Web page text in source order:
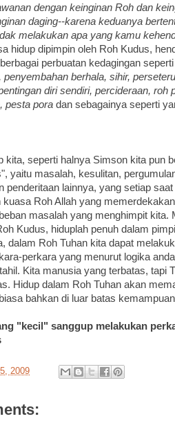
dengan keinginan Roh dan
daging--karena keduanya
melakukan apa yang kamu
hidup dipimpin oleh Roh Kudus,
perbuatan kedagingan
penyembahan berhala, sihir,
diri sendiri, percideraan, roh
pesta pora dan sebagainya seperti
kita, seperti halnya Simson kita pun
yaitu masalah, kesulitan,
penderitaan lainnya, yang setiap
kuasa Roh Allah yang
masalah yang menghimpit kita.
Kudus, hiduplah penuh dalam
dalam Roh Tuhan kita dapat
perkara yang menurut logika
Kita manusia yang terbatas, tapi
Hidup dalam Roh Tuhan akan
bahkan di luar batas
"kecil" sanggup melakukan
2009